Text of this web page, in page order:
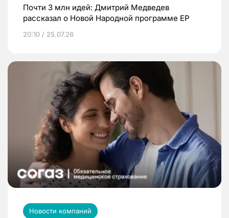
Почти 3 млн идей: Дмитрий Медведев
рассказал о Новой Народной программе ЕР
20:10 / 25.07.26
Новости компаний